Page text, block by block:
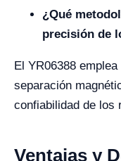
¿Qué
precisión de
El YR06388
separación
confiabilidad de los
Ventajas y